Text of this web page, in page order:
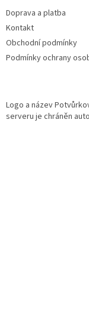
Doprava a platba
Kontakt
Obchodní podmínky
Podmínky ochrany
Logo a název
serveru je chráněn